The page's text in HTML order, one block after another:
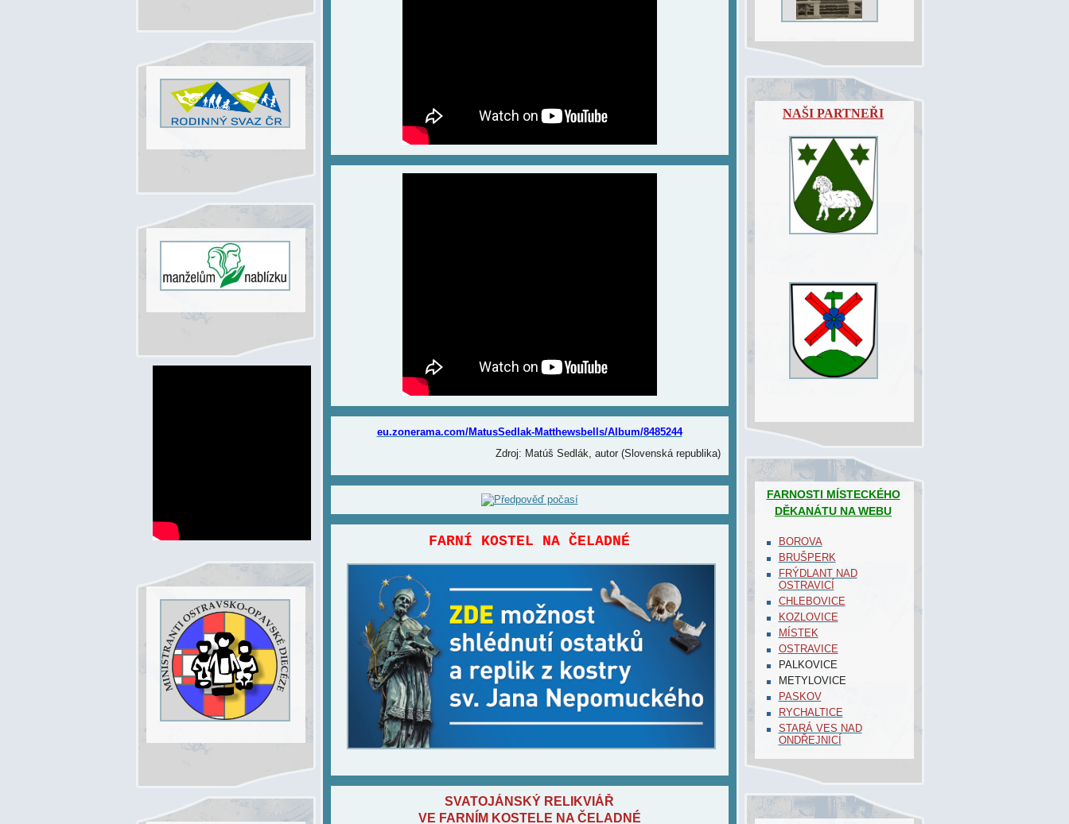
eu.zonerama.com/MatusSedlak-Matthewsbells/Album/8485244
Zdroj: Matúš Sedlák, autor (Slovenská republika)
FARNÍ KOSTEL NA ČELADNÉ
SVATOJÁNSKÝ RELIKVIÁŘ
VE FARNÍM KOSTELE NA ČELADNÉ
NAŠI PARTNEŘI
FARNOSTI MÍSTECKÉHO
DĚKANÁTU NA WEBU
BOROVA
BRUŠPERK
FRÝDLANT NAD
OSTRAVICÍ
CHLEBOVICE
KOZLOVICE
MÍSTEK
OSTRAVICE
PALKOVICE
METYLOVICE
PASKOV
RYCHALTICE
STARÁ VES NAD
ONDŘEJNICÍ